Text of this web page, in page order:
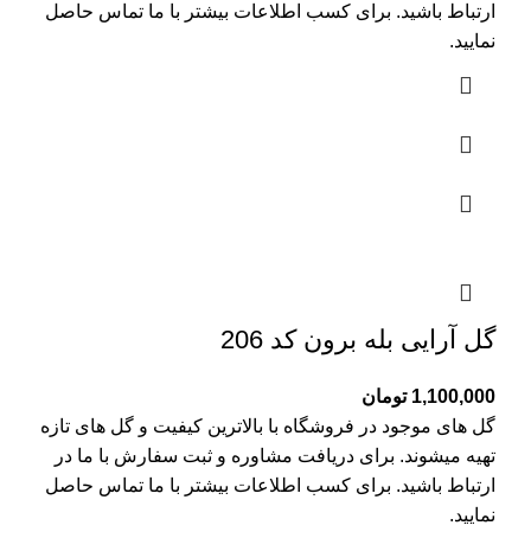
ارتباط باشید. برای کسب اطلاعات بیشتر با ما تماس حاصل
نمایید.
گل آرایی بله برون کد 206
1,100,000 تومان
گل های موجود در فروشگاه با بالاترین کیفیت و گل های تازه
تهیه میشوند. برای دریافت مشاوره و ثبت سفارش با ما در
ارتباط باشید. برای کسب اطلاعات بیشتر با ما تماس حاصل
نمایید.